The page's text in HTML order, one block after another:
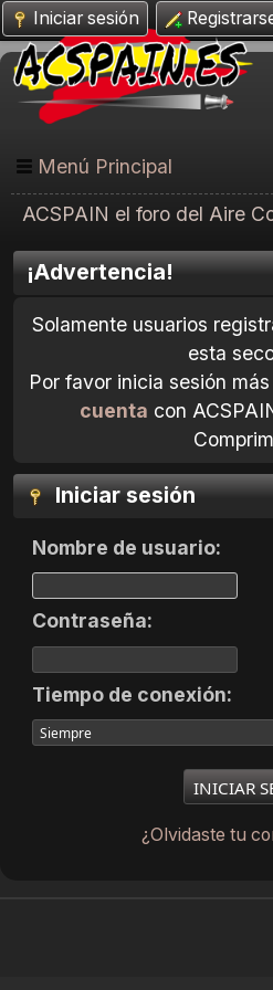
Iniciar sesión
Menú Principal
ACSPAIN el foro del Aire
¡Advertencia!
Solamente usuarios
esta
Por favor inicia sesión
cuenta con
Iniciar sesión
Nombre de usuario:
Contraseña:
Tiempo de conexión:
¿Olvidaste tu